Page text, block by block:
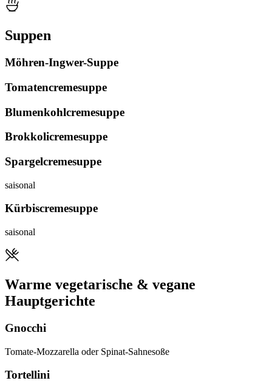
Suppen
Möhren-Ingwer-Suppe
Tomatencremesuppe
Blumenkohlcremesuppe
Brokkolicremesuppe
Spargelcremesuppe
saisonal
Kürbiscremesuppe
saisonal
Warme vegetarische & vegane
Hauptgerichte
Gnocchi
Tomate-Mozzarella oder Spinat-Sahnesoße
Tortellini